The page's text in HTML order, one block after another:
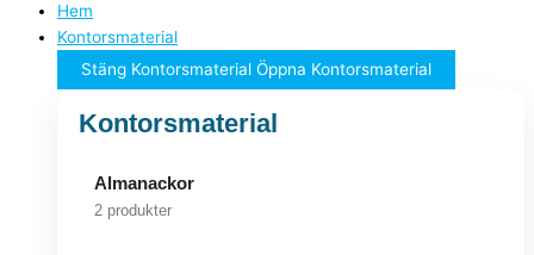
Hem
Kontorsmaterial
Stäng Kontorsmaterial Öppna Kontorsmaterial
Kontorsmaterial
Almanackor
2 produkter